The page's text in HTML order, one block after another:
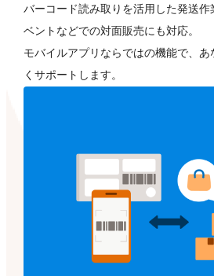
バーコード読み取りを活用した発送作
ベントなどでの対面販売にも対応。
モバイルアプリならではの機能で、
くサポートします。